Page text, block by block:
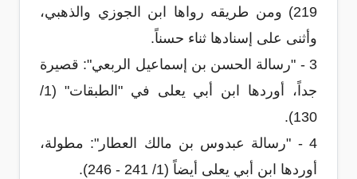
219) ومن طريقه رواها ابن الجوزي والذهبي،
وأثنى على إسنادها ثناء حسناً.
3 - "رسالة الحسن بن إسماعيل الربعي": قصيرة
جداً، أوردها ابن أبي يعلى في "الطبقات" (1/
130).
4 - "رسالة عبدوس بن مالك العطار": مطولة،
أوردها ابن أبي يعلى أيضاً (1/ 241 - 246).